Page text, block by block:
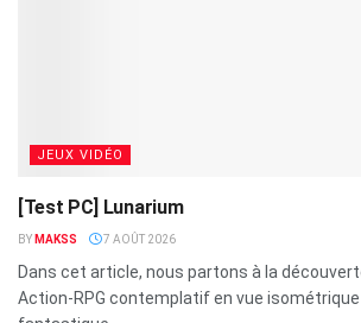
JEUX VIDÉO
[Test PC] Lunarium
BY MAKSS 7 AOÛT 2026
Dans cet article, nous partons à la
Action-RPG contemplatif en vue